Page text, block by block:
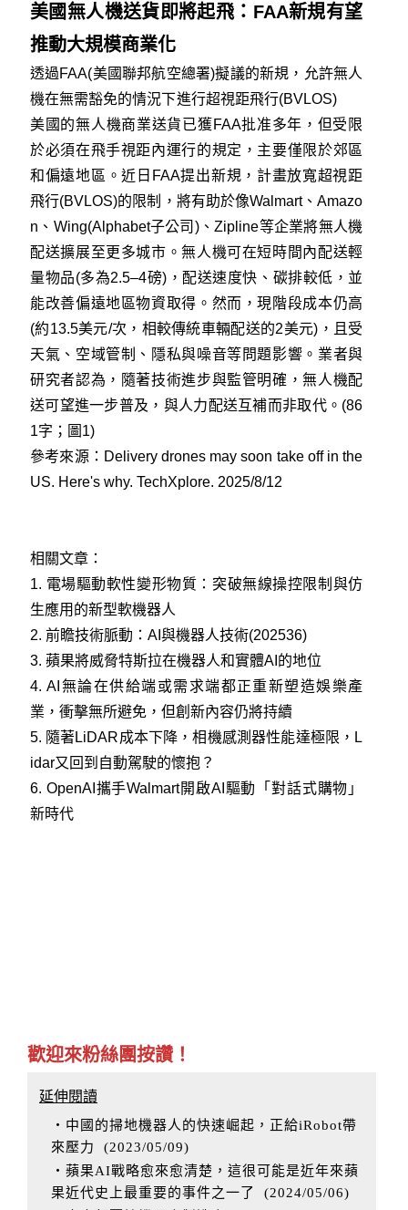
美國無人機送貨即將起飛：FAA新規有望
推動大規模商業化
透過FAA(美國聯邦航空總署)擬議的新規，允許無人
機在無需豁免的情況下進行超視距飛行(BVLOS)
美國的無人機商業送貨已獲FAA批准多年，但受限
於必須在飛手視距內運行的規定，主要僅限於郊區
和偏遠地區。近日FAA提出新規，計畫放寬超視距
飛行(BVLOS)的限制，將有助於像Walmart、Amazo
n、Wing(Alphabet子公司)、Zipline等企業將無人機
配送擴展至更多城市。無人機可在短時間內配送輕
量物品(多為2.5–4磅)，配送速度快、碳排較低，並
能改善偏遠地區物資取得。然而，現階段成本仍高
(約13.5美元/次，相較傳統車輛配送的2美元)，且受
天氣、空域管制、隱私與噪音等問題影響。業者與
研究者認為，隨著技術進步與監管明確，無人機配
送可望進一步普及，與人力配送互補而非取代。(86
1字；圖1)
參考來源： Delivery drones may soon take off in the
US. Here's why. TechXplore. 2025/8/12
相關文章：
1. 電場驅動軟性變形物質：突破無線操控限制與仿
生應用的新型軟機器人
2. 前瞻技術脈動：AI與機器人技術(202536)
3. 蘋果將威脅特斯拉在機器人和實體AI的地位
4.AI無論在供給端或需求端都正重新塑造娛樂產
業，衝擊無所避免，但創新內容仍將持續
5. 隨著LiDAR成本下降，相機感測器性能達極限，L
idar又回到自動駕駛的懷抱？
6. OpenAI攜手Walmart開啟AI驅動「對話式購物」
新時代
歡迎來粉絲團按讚！
延伸閱讀
‧中國的掃地機器人的快速崛起，正給iRobot帶
來壓力
(2023/05/09)
‧蘋果AI戰略愈來愈清楚，這很可能是近年來蘋
果近代史上最重要的事件之一了
(2024/05/06)